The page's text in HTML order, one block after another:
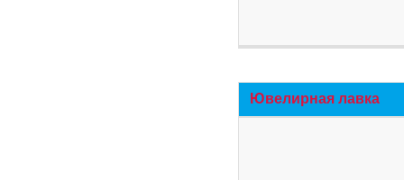
Ювелирная лавка